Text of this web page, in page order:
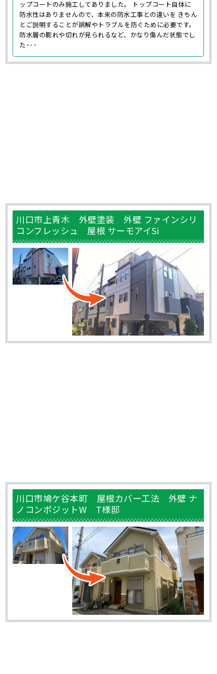
ップコートのみ施工してありました。 トップコート自体に
防水性はありませんので、本来の防水工事との違いを きちん
とご説明することが誤解やトラブルを防ぐために必要です。
防水層の膨れや切れが見られるなど、かなり傷んだ状態でし
た･･･
川口市上青木 外壁塗装 外壁 ファインシリ
コンフレッシュ 屋根 サーモアイSi
川口市鳩ケ谷本町 屋根カバー工法 外壁 ナ
ノコンポジットW T様邸